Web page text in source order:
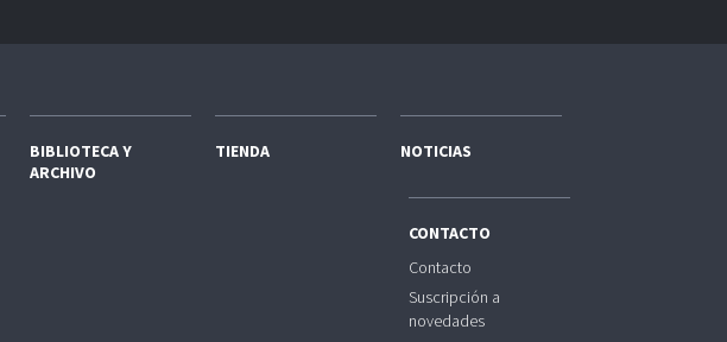
BIBLIOTECA Y
ARCHIVO
TIENDA NOTICIAS
CONTACTO
Contacto
Suscripción a
novedades